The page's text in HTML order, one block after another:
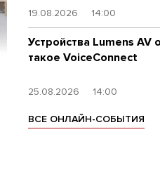
19.08.2026 14:00
Устройства Lumens AV
такое VoiceConnect
25.08.2026 14:00
ВСЕ ОНЛАЙН-СОБЫТИЯ